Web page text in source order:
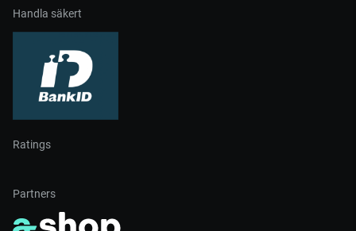
Handla säkert
Ratings
Partners